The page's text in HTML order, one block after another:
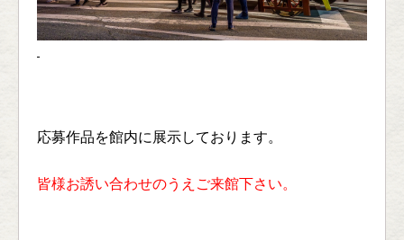
応募作品を館内に展示しております。
皆様お誘い合わせのうえご来館下さい。